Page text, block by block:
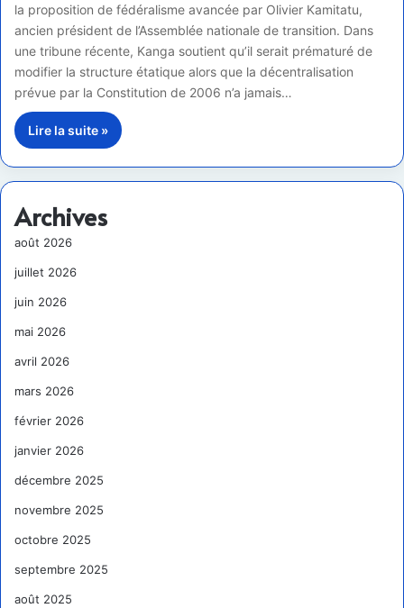
la proposition de fédéralisme avancée par Olivier Kamitatu,
ancien président de l’Assemblée nationale de transition. Dans
une tribune récente, Kanga soutient qu’il serait prématuré de
modifier la structure étatique alors que la décentralisation
prévue par la Constitution de 2006 n’a jamais…
Lire la suite »
Archives
août 2026
juillet 2026
juin 2026
mai 2026
avril 2026
mars 2026
février 2026
janvier 2026
décembre 2025
novembre 2025
octobre 2025
septembre 2025
août 2025